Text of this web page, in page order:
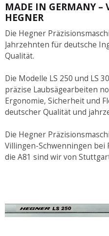
MADE IN GERMANY –
HEGNER
Die Hegner
Jahrzehnten für deutsche
Qualität.
Die Modelle LS 250 und LS
präzise Laubsägearbeiten
Ergonomie, Sicherheit und
deutscher Qualität und
Die Hegner
Villingen-Schwenningen
die A81 sind wir von